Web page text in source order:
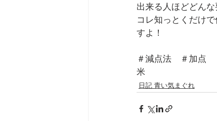
出来る人ほどどん
コレ知っとくだけ
すよ！
＃減点法　＃加点
米
日記 青い気まぐれ